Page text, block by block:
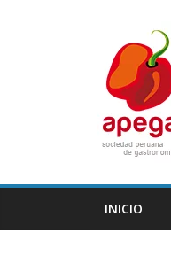
INICIO